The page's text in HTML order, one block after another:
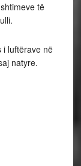
të
i luftërave në
natyre.